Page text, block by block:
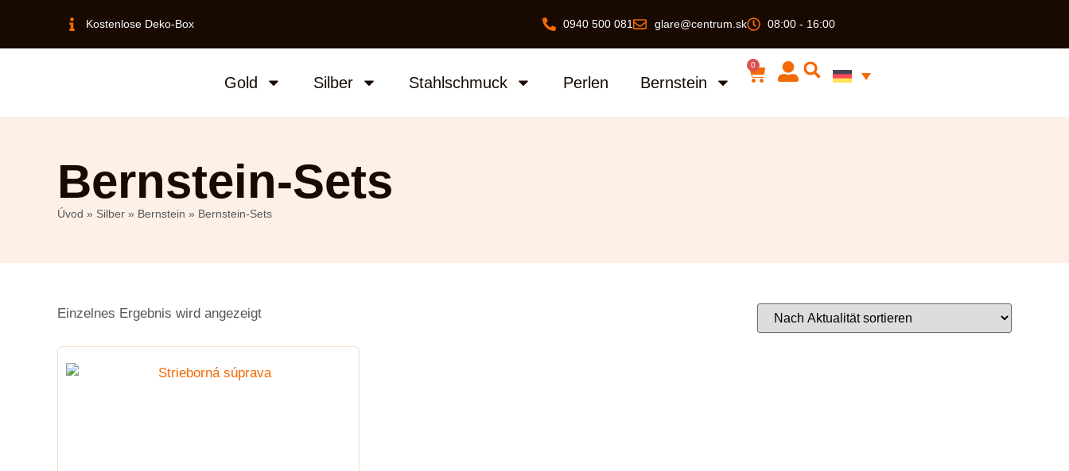
Kostenlose Deko-Box 0940 500 081 glare@centrum.sk 08:00 - 16:00
Gold Silber Stahlschmuck Perlen Bernstein
0
Bernstein-Sets
Úvod » Silber » Bernstein » Bernstein-Sets
Einzelnes Ergebnis wird angezeigt